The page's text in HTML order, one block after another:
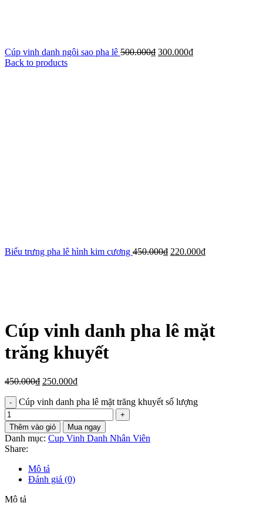
Cúp vinh danh ngôi sao pha lê 500.000₫ 300.000₫
Back to products
Biểu trưng pha lê hình kim cương 450.000₫ 220.000₫
Cúp vinh danh pha lê mặt
trăng khuyết
450.000₫ 250.000₫
Cúp vinh danh pha lê mặt trăng khuyết số lượng
Thêm vào giỏ Mua ngay
Danh mục: Cup Vinh Danh Nhân Viên
Share:
Mô tả
Đánh giá (0)
Mô tả